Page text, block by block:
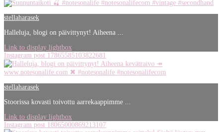
stellaharasek
Halleluja, blogi on päivittynyt! Aiheena ...
Link to display lightbox
Instagram post 17865585103822681
stellaharasek
Stoorissa kovasti toivottu aarrekaappimme ...
Link to display lightbox
Instagram post 18065000869213107